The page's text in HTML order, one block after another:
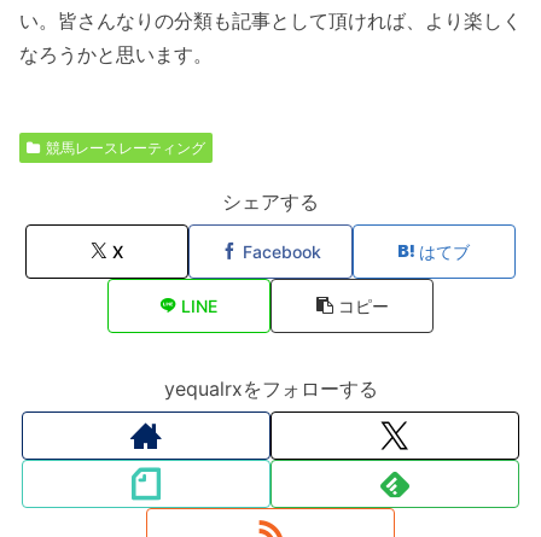
い。皆さんなりの分類も記事として頂ければ、より楽しく
なろうかと思います。
競馬レースレーティング
シェアする
X Facebook はてブ
LINE コピー
yequalrxをフォローする